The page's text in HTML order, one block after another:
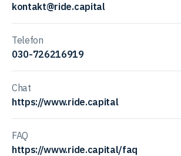
kontakt@ride.capital
Telefon
030-726216919
Chat
https://www.ride.capital
FAQ
https://www.ride.capital/faq